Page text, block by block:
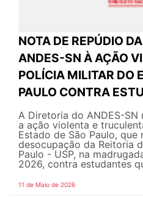
NOTA DE REPÚDIO
ANDES-SN À AÇÃO
POLÍCIA MILITAR DO
PAULO CONTRA
A Diretoria do ANDES-
a ação violenta e
Estado de São Paulo, que
desocupação da Reitoria
Paulo - USP, na
2026, contra estudantes
11 de Maio de 2026